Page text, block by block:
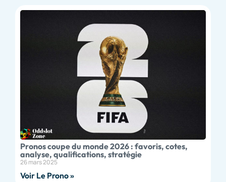
Pronos coupe du monde 2026 : favoris, cotes,
analyse, qualifications, stratégie
26 mars 2025
Voir Le Prono »